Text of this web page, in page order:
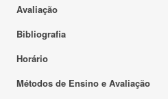
Avaliação
Bibliografia
Horário
Métodos de Ensino e Avaliação